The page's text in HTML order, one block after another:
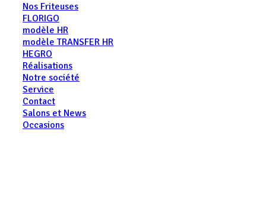
Nos Friteuses
FLORIGO
modèle HR
modèle TRANSFER HR
HEGRO
Réalisations
Notre société
Service
Contact
Salons et News
Occasions